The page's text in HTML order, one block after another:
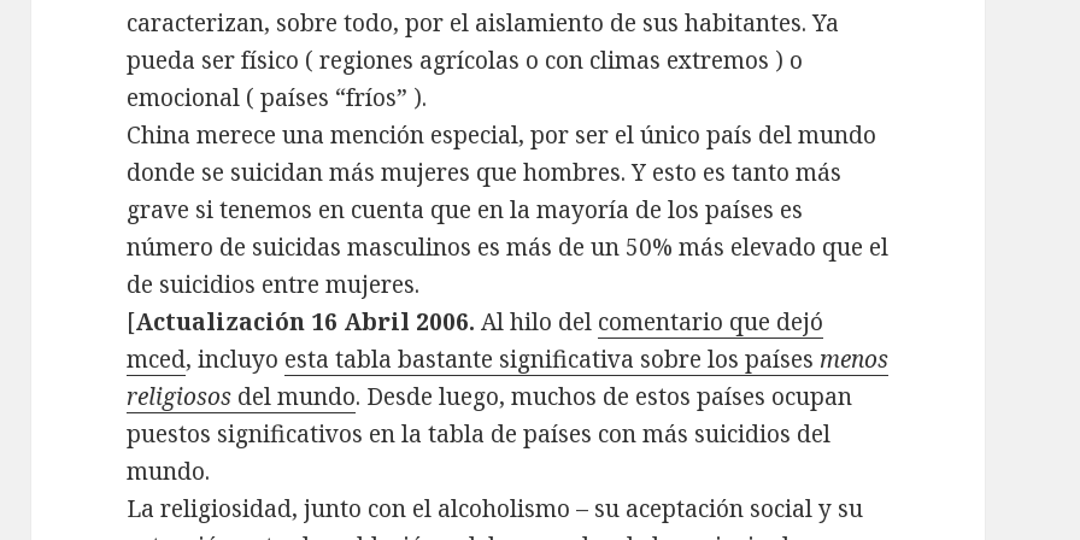
caracterizan, sobre todo, por el aislamiento de sus habitantes. Ya
pueda ser físico ( regiones agrícolas o con climas extremos ) o
emocional ( países “fríos” ).
China merece una mención especial, por ser el único país del mundo
donde se suicidan más mujeres que hombres. Y esto es tanto más
grave si tenemos en cuenta que en la mayoría de los países es
número de suicidas masculinos es más de un 50% más elevado que el
de suicidios entre mujeres.
[Actualización 16 Abril 2006. Al hilo del comentario que dejó
mced, incluyo esta tabla bastante significativa sobre los países menos
religiosos del mundo. Desde luego, muchos de estos países ocupan
puestos significativos en la tabla de países con más suicidios del
mundo.
La religiosidad, junto con el alcoholismo – su aceptación social y su